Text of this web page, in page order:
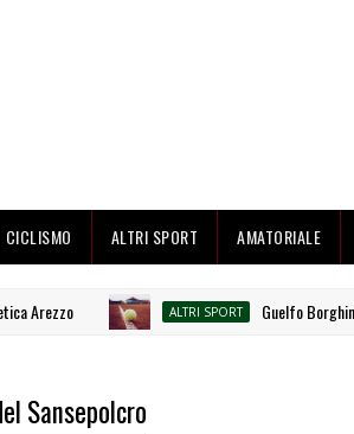
CICLISMO ALTRI SPORT AMATORIALE
Arezzo ALTRI SPORT Guelfo Borghini
Sansepolcro